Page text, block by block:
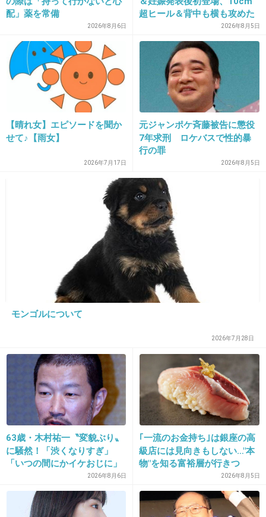
要なくなると思ったけど意外と出続けてるね
2019/02/10(日) 22:15:57
スキップネタもそろそろね…
+28 -3
無加工の写真載せられて指原イラついてそう
普段加工しまくりだから
+106
2019/02/10(日) 22:16:25
>>20
2019/02/10(日) 22:16:52
アイドルより川田アナのほうが可愛い
+83 -10
26. 匿名2019/02/10(日) 22:17:11
配」薬を常備
2026年8月6日
超ヒール＆背中も横も攻めた
ドレスで祝福に笑顔「ありが
とうございます」おなかふっ
2026年8月5日
【晴れ女】エピソードを聞か
せて♪【雨女】
2026年7月17日
元ジャンポケ斉藤被告に懲役
7年求刑 ロケバスで性的暴
行の罪
2026年8月5日
モンゴルについて
2026年7月28日
63歳・木村祐一〝変貌ぶり〟
に騒然！「渋くなりすぎ」
「いつの間にかイケおじに」
2026年8月6日
｢一流のお金持ち｣は銀座の高
級店には見向きもしない…"本
物"を知る富裕層が行きつ
く"究極のスシ"の正体2026年8月5日